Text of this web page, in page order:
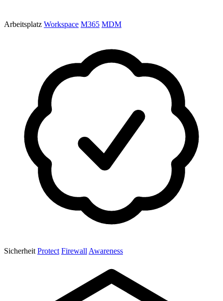
Arbeitsplatz Workspace M365 MDM
Sicherheit Protect Firewall Awareness